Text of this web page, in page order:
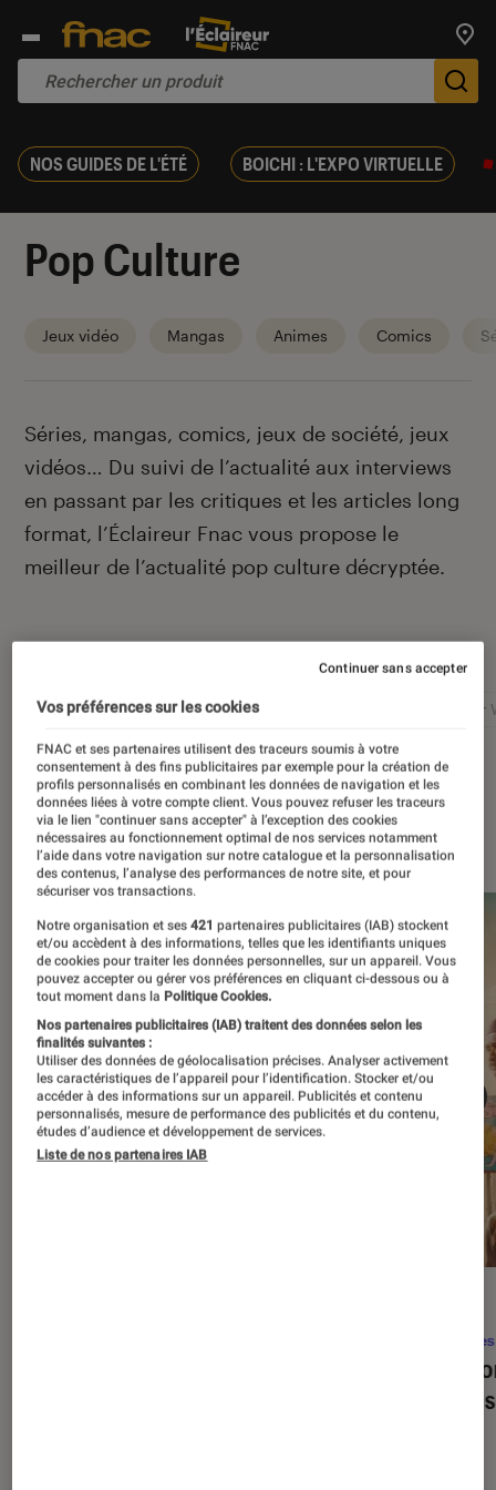
NOS GUIDES DE L'ÉTÉ BOICHI : L'EXPO VIRTUELLE
Pop Culture
Jeux vidéo Mangas Animes Comics
Introduction
Séries, mangas, comics, jeux de société, jeux
vidéos… Du suivi de l’actualité aux interviews
en passant par les critiques et les articles long
format, l’Éclaireur Fnac vous propose le
meilleur de l’actualité pop culture décryptée.
Autour de ce sujet
Netflix Marvel Nintendo Star
À la une
Séries
Vos préférences sur les cookies
FNAC et ses partenaires utilisent des traceurs soumis à votre
consentement à des fins publicitaires par exemple pour la création de
profils personnalisés en combinant les données de navigation et les
données liées à votre compte client. Vous pouvez refuser les traceurs
via le lien "continuer sans accepter" à l’exception des cookies
nécessaires au fonctionnement optimal de nos services notamment
l’aide dans votre navigation sur notre catalogue et la personnalisation
des contenus, l’analyse des performances de notre site, et pour
sécuriser vos transactions.
Notre organisation et ses421 partenaires publicitaires (IAB) stockent
et/ou accèdent à des informations, telles que les identifiants uniques
de cookies pour traiter les données personnelles, sur un appareil. Vous
pouvez accepter ou gérer vos préférences en cliquant ci-dessous ou à
tout moment dans la Politique Cookies.
Nos partenaires publicitaires (IAB) traitent des données selon les
finalités suivantes :
Utiliser des données de géolocalisation précises. Analyser activement
les caractéristiques de l’appareil pour l’identification. Stocker et/ou
accéder à des informations sur un appareil. Publicités et contenu
personnalisés, mesure de performance des publicités et du contenu,
études d’audience et développement de services.
Liste de nos partenaires IAB
Continuer sans accepter